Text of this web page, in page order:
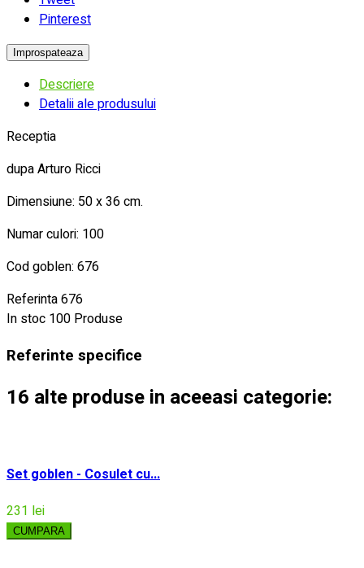
Pinterest
Descriere
Detalii ale produsului
Receptia
dupa Arturo Ricci
Dimensiune: 50 x 36 cm.
Numar culori: 100
Cod goblen: 676
Referinta676
In stoc 100 Produse
Referinte specifice
16 alte produse in aceeasi categorie:
Set goblen - Cosulet cu...
231 lei
CUMPARA